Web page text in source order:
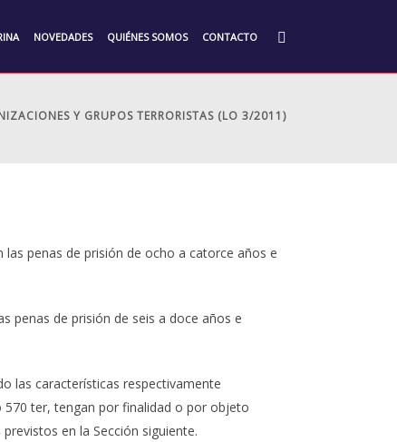
NOVEDADES QUIÉNES SOMOS CONTACTO
Y GRUPOS TERRORISTAS (LO 3/2011)
penas de prisión de ocho a catorce años e
penas de prisión de seis a doce años e
las características respectivamente
570 ter, tengan por finalidad o por objeto
en la Sección siguiente.